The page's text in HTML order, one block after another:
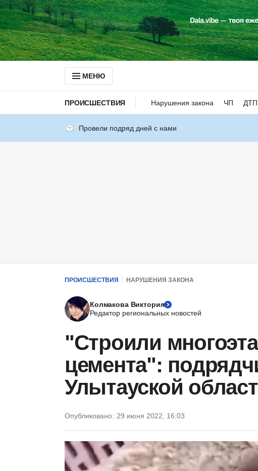
МЕНЮ
ПРОИСШЕСТВИЯ Нарушения закона ЧП ДТП
Провели подряд дней с нами
ПРОИСШЕСТВИЯ НАРУШЕНИЯ ЗАКОНА
Колмакова Виктория
Редактор региональных новостей
"Строили
цемента":
Улытауской
Опубликовано: 29 июня 2022, 16:03